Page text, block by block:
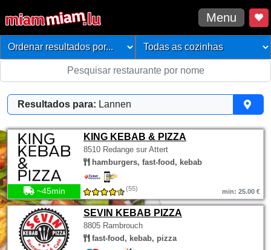
Menu
Resultados para: Lannen
KING KEBAB & PIZZA
8510 Redange sur Attert
hamburgers, fast-food, kebab
~45min (55) min: 25.00 €
SEVIN KEBAB PIZZA
8805 Rambrouch
fast-food, kebab, pizza